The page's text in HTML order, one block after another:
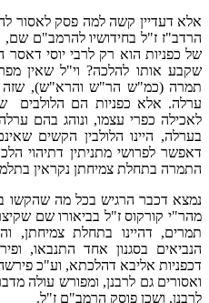
אלא דעדיין קשה למה פסק לאסור
הרדב"ז ז"ל בחידושיו להרמב"ם שם,
של כפניות הוא רק לרבי יוסי
שקבע אותו להלכה? וי"ל שאין
תמרה (כמ"ש הר"ש והרא"ש), שזה
ערלה. אלא כפניות הם הלולבים
לאכילה כפרי עצמו, ונוהג בהם
בערלה, היינו הלולבין הקשים
דאפשר לפרושי מתניתין דתיהוי
התמרה בתחלת צמיחתן נקראין
נמצא דכבר הרגיש בכל מה שהקשו
מהר"י קורקוס ז"ל בביאורו שם
תמרים, דהיינו בתחלת צמיחתן,
הנביאים בסגנון אחד התנבאו,
דכפניות אליבא דהלכתא, וע"כ
ואסורים גם לרבנן, ומפורש עולה
לרבנן, ושכן פוסק הרמב"ם ז"ל.